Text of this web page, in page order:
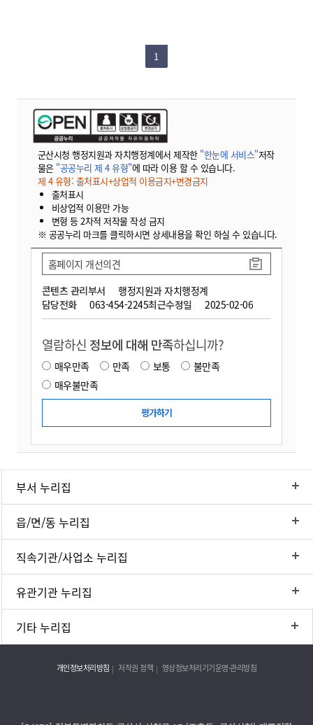
1
군산시청 행정지원과 자치행정계에서 제작한 "한눈에 서비스"저작
물은 "공공누리 제 4 유형"에 따라 이용 할 수 있습니다.
제 4 유형: 출처표시+상업적 이용금지+변경금지
출처표시
비상업적 이용만 가능
변형 등 2차적 저작물 작성 금지
※ 공공누리 마크를 클릭하시면 상세내용을 확인 하실 수 있습니다.
콘텐츠 관리부서
행정지원과 자치행정계
담당전화
063-454-2245최근수정일 2025-02-06
홈페이지 개선의견
열람하신 정보에 대해 만족하십니까?
매우만족 만족 보통
불만족
매우불만족
부서 누리집
읍/면/동 누리집
직속기관/사업소 누리집
유관기관 누리집
기타 누리집
개인정보처리방침 저작권 정책 영상정보처리기기운영·관리방침